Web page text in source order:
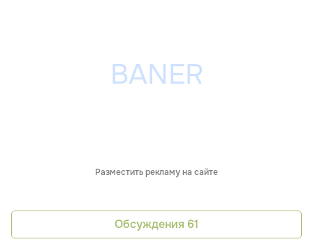
Разместить рекламу на сайте
Обсуждения 61